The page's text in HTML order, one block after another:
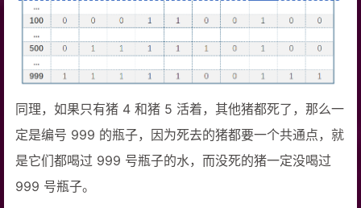
同理，如果只有猪 4 和猪 5 活着，其他猪都死了，那么一
定是编号 999 的瓶子，因为死去的猪都要一个共通点，就
是它们都喝过 999 号瓶子的水，而没死的猪一定没喝过
999 号瓶子。